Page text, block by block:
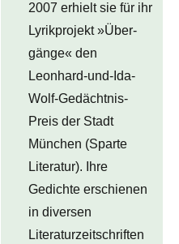
2007 erhielt sie für ihr
Lyrikprojekt »Über-
gänge« den
Leonhard-und-Ida-
Wolf-Gedächtnis-
Preis der Stadt
München (Sparte
Literatur). Ihre
Gedichte erschienen
in diversen
Literaturzeitschriften